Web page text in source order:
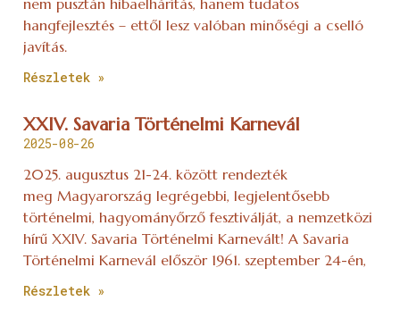
Tatai Patara 1597.” Török kori Történelmi
Fesztivál 2025.június 6-8
színhelye lesz a pünkösdi hétvégén a tatai Öreg-tó
partja. A XVII. „Tatai Patara 1597.” Török kori
Részletek »
A Fatia Negra lesz az évad utolsó
nagyszínpadi bemutatója
2025-05-21